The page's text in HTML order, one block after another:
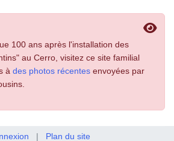
100 ans après l'installation des
au Cerro, visitez ce site familial
àdes photos récentes envoyées par
| Plan du site